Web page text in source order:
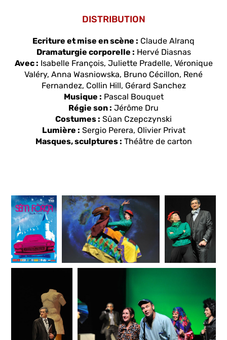
DISTRIBUTION
Ecriture et mise en scène : Claude Alranq
Dramaturgie corporelle : Hervé Diasnas
Avec : Isabelle François, Juliette Pradelle, Véronique
Valéry, Anna Wasniowska, Bruno Cécillon, René
Fernandez, Collin Hill, Gérard Sanchez
Musique : Pascal Bouquet
Régie son : Jérôme Dru
Costumes : Sûan Czepczynski
Lumière : Sergio Perera, Olivier Privat
Masques, sculptures : Théâtre de carton